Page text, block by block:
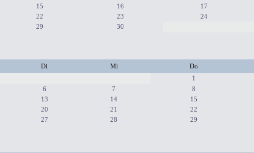
15 16 17
22 23 24
29 30
Di Mi Do
1
6 7 8
13 14 15
20 21 22
27 28 29